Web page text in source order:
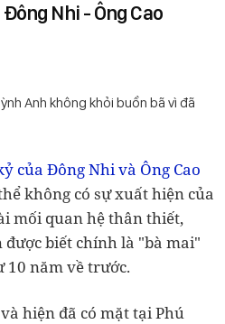
Nhi - Ông Cao
Anh không khỏi buồn bã vì đã
của Đông Nhi và Ông Cao
không có sự xuất hiện của
mối quan hệ thân thiết,
được biết chính là "bà mai"
10 năm về trước.
hiện đã có mặt tại Phú